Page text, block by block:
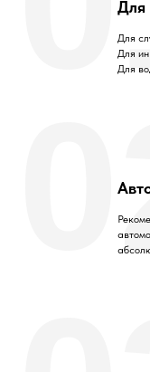
Для
Для
Для
Для